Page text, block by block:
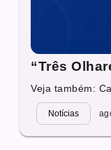
“Três
Veja também:
Notícias